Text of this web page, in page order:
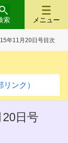
メニュー
索
年11月20日号目次
ンク）
日号